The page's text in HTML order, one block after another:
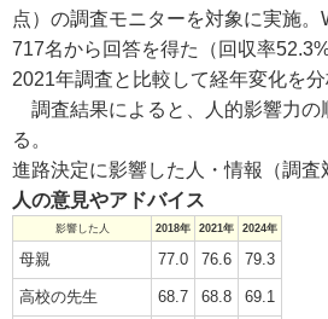
点）の調査モニターを対象に実施。
717名から回答を得た（回収率
2021年調査と比較して経年変化を分
調査結果によると、人的影響力の
る。
進路決定に影響した人・情報（調査
人の意見やアドバイス
影響した人 2018年 2021年 2024年
母親 77.0 76.6 79.3
高校の先生 68.7 68.8 69.1